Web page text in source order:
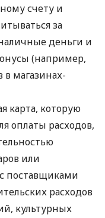
счету и
за
деньги и
(например,
в магазинах-
карта, которую
оплаты расходов,
или
поставщиками
расходов
культурных